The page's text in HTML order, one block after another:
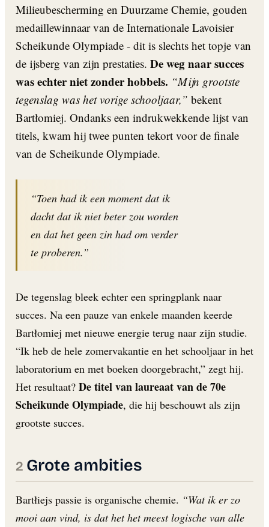
Milieubescherming en Duurzame Chemie, gouden
medaillewinnaar van de Internationale Lavoisier
Scheikunde Olympiade - dit is slechts het topje van
de ijsberg van zijn prestaties. De weg naar succes
was echter niet zonder hobbels. “Mijn grootste
tegenslag was het vorige schooljaar,” bekent
Bartłomiej. Ondanks een indrukwekkende lijst van
titels, kwam hij twee punten tekort voor de finale
van de Scheikunde Olympiade.
“Toen had ik een moment dat ik
dacht dat ik niet beter zou worden
en dat het geen zin had om verder
te proberen.”
De tegenslag bleek echter een springplank naar
succes. Na een pauze van enkele maanden keerde
Bartłomiej met nieuwe energie terug naar zijn studie.
“Ik heb de hele zomervakantie en het schooljaar in het
laboratorium en met boeken doorgebracht,” zegt hij.
Het resultaat? De titel van laureaat van de 70e
Scheikunde Olympiade, die hij beschouwt als zijn
grootste succes.
Grote ambities
Bartłiejs passie is organische chemie. “Wat ik er zo
mooi aan vind, is dat het het meest logische van alle